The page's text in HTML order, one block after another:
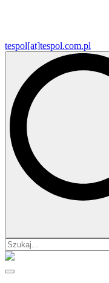
tespol[at]tespol.com.pl